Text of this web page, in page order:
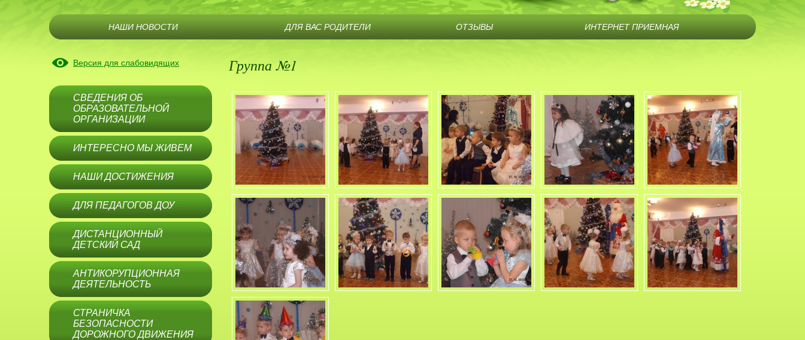
Версия для слабовидящих
СВЕДЕНИЯ ОБ
ОБРАЗОВАТЕЛЬНОЙ
ОРГАНИЗАЦИИ
ИНТЕРЕСНО МЫ ЖИВЕМ
НАШИ ДОСТИЖЕНИЯ
ДЛЯ ПЕДАГОГОВ ДОУ
ДИСТАНЦИОННЫЙ
ДЕТСКИЙ САД
АНТИКОРУПЦИОННАЯ
ДЕЯТЕЛЬНОСТЬ
СТРАНИЧКА
БЕЗОПАСНОСТИ
ДОРОЖНОГО ДВИЖЕНИЯ
Группа №1
НАШИ НОВОСТИ ДЛЯ ВАС РОДИТЕЛИ ОТЗЫВЫ ИНТЕРНЕТ ПРИЕМНАЯ